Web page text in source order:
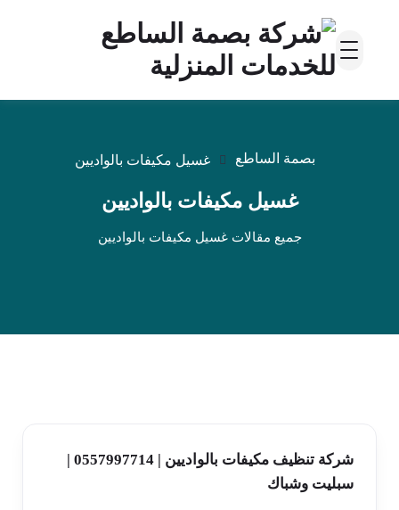
بصمة الساطع غسيل مكيفات بالواديين
غسيل مكيفات بالواديين
جميع مقالات غسيل مكيفات بالواديين
شركة تنظيف مكيفات بالواديين | 0557997714 |
سبليت وشباك